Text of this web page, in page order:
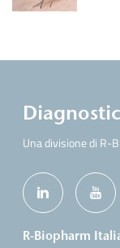
Una divisione di R-
R-Biopharm